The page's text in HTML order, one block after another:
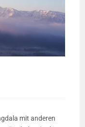
mit anderen